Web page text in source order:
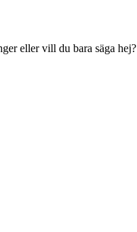
eller vill du bara säga hej?